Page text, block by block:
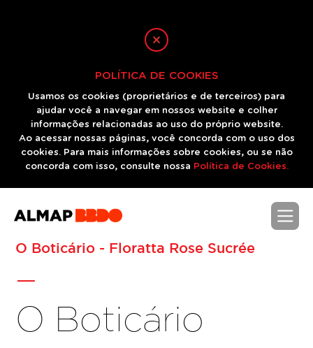
POLÍTICA DE COOKIES
Usamos os cookies (proprietários e de terceiros) para
ajudar você a navegar em nossos website e colher
informações relacionadas ao uso do próprio website.
Ao acessar nossas páginas, você concorda com o uso dos
cookies. Para mais informações sobre cookies, ou se não
concorda com isso, consulte nossa Política de Cookies.
O Boticário - Floratta Rose Sucrée
-
O Boticário